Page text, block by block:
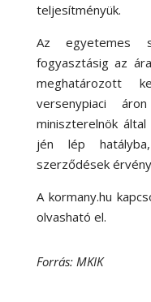
teljesítményük.
Az egyetemes
fogyasztásig az
meghatározott
versenypiaci
miniszterelnök
jén lép
szerződések
A kormany.hu
olvasható el.
Forrás: MKIK